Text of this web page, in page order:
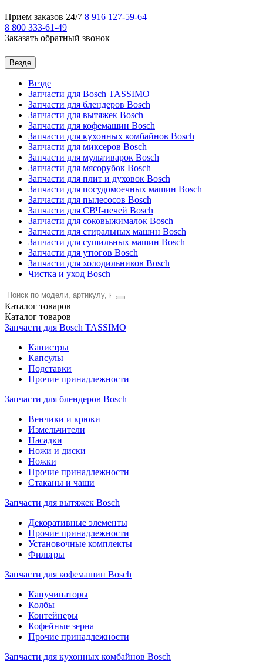
Прием заказов 24/7 8 916 127-59-64
8 800 333-61-49
Заказать обратный звонок
Везде
Везде
Запчасти для Bosch TASSIMO
Запчасти для блендеров Bosch
Запчасти для вытяжек Bosch
Запчасти для кофемашин Bosch
Запчасти для кухонных комбайнов Bosch
Запчасти для миксеров Bosch
Запчасти для мультиварок Bosch
Запчасти для мясорубок Bosch
Запчасти для плит и духовок Bosch
Запчасти для посудомоечных машин Bosch
Запчасти для пылесосов Bosch
Запчасти для СВЧ-печей Bosch
Запчасти для соковыжималок Bosch
Запчасти для стиральных машин Bosch
Запчасти для сушильных машин Bosch
Запчасти для утюгов Bosch
Запчасти для холодильников Bosch
Чистка и уход Bosch
Каталог товаров
Каталог товаров
Запчасти для Bosch TASSIMO
Канистры
Капсулы
Подставки
Прочие принадлежности
Запчасти для блендеров Bosch
Венчики и крюки
Измельчители
Насадки
Ножи и диски
Ножки
Прочие принадлежности
Стаканы и чаши
Запчасти для вытяжек Bosch
Декоративные элементы
Прочие принадлежности
Установочные комплекты
Фильтры
Запчасти для кофемашин Bosch
Капучинаторы
Колбы
Контейнеры
Кофейные зерна
Прочие принадлежности
Запчасти для кухонных комбайнов Bosch